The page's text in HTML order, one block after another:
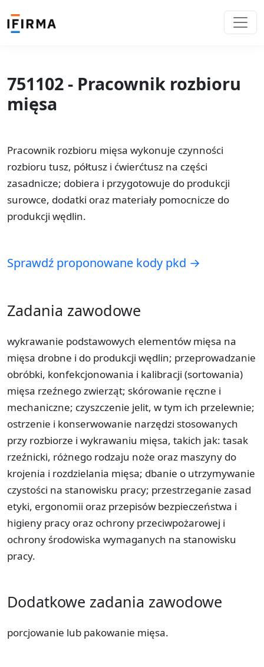
751102 - Pracownik rozbioru
mięsa
Pracownik rozbioru mięsa wykonuje czynności
rozbioru tusz, półtusz i ćwierćtusz na części
zasadnicze; dobiera i przygotowuje do produkcji
surowce, dodatki oraz materiały pomocnicze do
produkcji wędlin.
Sprawdź proponowane kody pkd →
Zadania zawodowe
wykrawanie podstawowych elementów mięsa na
mięsa drobne i do produkcji wędlin; przeprowadzanie
obróbki, konfekcjonowania i kalibracji (sortowania)
mięsa rzeźnego zwierząt; skórowanie ręczne i
mechaniczne; czyszczenie jelit, w tym ich przelewnie;
ostrzenie i konserwowanie narzędzi stosowanych
przy rozbiorze i wykrawaniu mięsa, takich jak: tasak
rzeźnicki, różnego rodzaju noże oraz maszyny do
krojenia i rozdzielania mięsa; dbanie o utrzymywanie
czystości na stanowisku pracy; przestrzeganie zasad
etyki, ergonomii oraz przepisów bezpieczeństwa i
higieny pracy oraz ochrony przeciwpożarowej i
ochrony środowiska wymaganych na stanowisku
pracy.
Dodatkowe zadania zawodowe
porcjowanie lub pakowanie mięsa.